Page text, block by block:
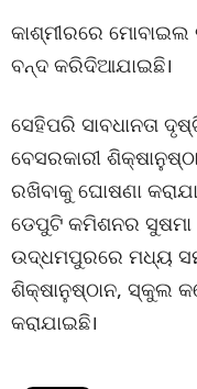
କାଶ୍ମୀରରେ
ବନ୍ଦ କରିଦିଆଯାଇଛି।
ସେହିପରି ସାବଧାନତା
ବେସରକାରୀ
ରଖିବାକୁ ଘୋଷଣା
ଡେପୁଟି କମିଶନର ସୁଷମା
ଉଦ୍ଧମପୁରରେ ମଧ୍ୟ
ଶିକ୍ଷାନୁଷ୍ଠାନ, ସ୍କୁଲ
କରାଯାଇଛି।